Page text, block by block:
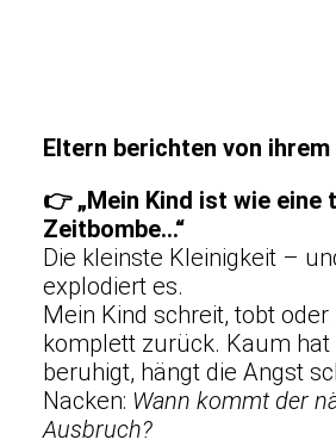
Eltern berichten von
👉 „Mein Kind ist wie eine
Zeitbombe…“
Die kleinste Kleinigkeit –
explodiert es.
Mein Kind schreit, tobt oder
komplett zurück. Kaum hat
beruhigt, hängt die Angst
Nacken: Wann kommt der
Ausbruch?